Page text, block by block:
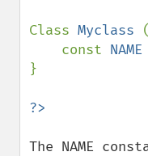
Class Myclass
    const
NAME
}
The NAME